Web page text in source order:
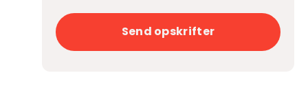
Send opskrifter